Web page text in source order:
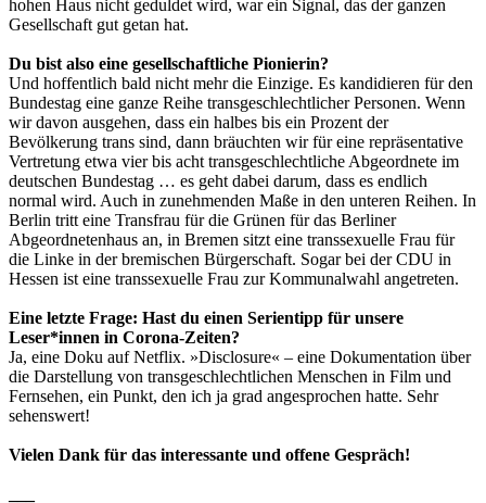
hohen Haus nicht geduldet wird, war ein Signal, das der ganzen
Gesellschaft gut getan hat.
Du bist also eine gesellschaftliche Pionierin?
Und hoffentlich bald nicht mehr die Einzige. Es kandidieren für den
Bundestag eine ganze Reihe transgeschlechtlicher Personen. Wenn
wir davon ausgehen, dass ein halbes bis ein Prozent der
Bevölkerung trans sind, dann bräuchten wir für eine repräsentative
Vertretung etwa vier bis acht transgeschlechtliche Abgeordnete im
deutschen Bundestag … es geht dabei darum, dass es endlich
normal wird. Auch in zunehmenden Maße in den unteren Reihen. In
Berlin tritt eine Transfrau für die Grünen für das Berliner
Abgeordnetenhaus an, in Bremen sitzt eine transsexuelle Frau für
die Linke in der bremischen Bürgerschaft. Sogar bei der CDU in
Hessen ist eine transsexuelle Frau zur Kommunalwahl angetreten.
Eine letzte Frage: Hast du einen Serientipp für unsere
Leser*innen in Corona-Zeiten?
Ja, eine Doku auf Netflix. »Disclosure« – eine Dokumentation über
die Darstellung von transgeschlechtlichen Menschen in Film und
Fernsehen, ein Punkt, den ich ja grad angesprochen hatte. Sehr
sehenswert!
Vielen Dank für das interessante und offene Gespräch!